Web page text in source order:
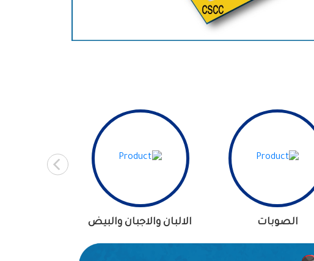
الالبان والاجبان والبيض الصوبات